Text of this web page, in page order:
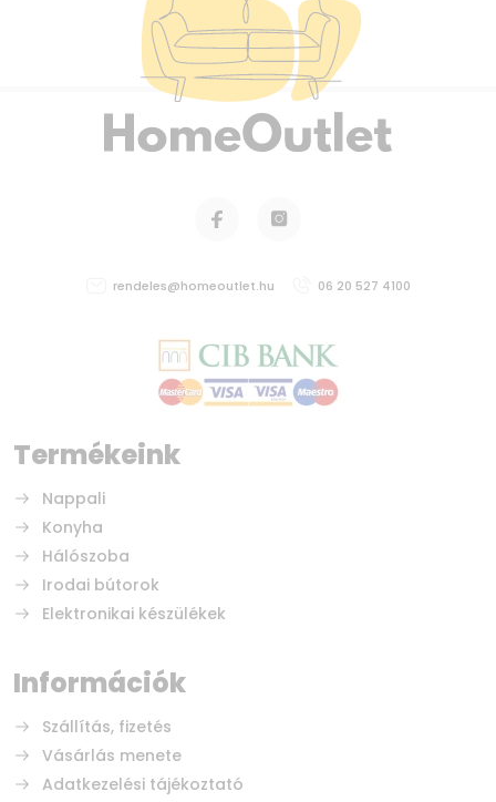
Termékeink
Nappali
Konyha
Hálószoba
Irodai bútorok
Elektronikai készülékek
rendeles@homeoutlet.hu 06 20 527 4100
Információk
Szállítás, fizetés
Vásárlás menete
Adatkezelési tájékoztató